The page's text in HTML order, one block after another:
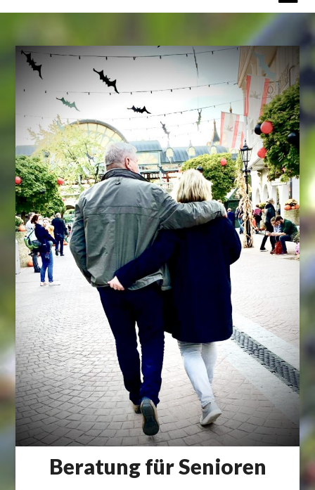
Beratung für Senioren